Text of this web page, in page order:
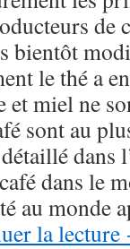
de
bientôt
le thé a
miel ne
sont au
dans le
au monde
la lecture